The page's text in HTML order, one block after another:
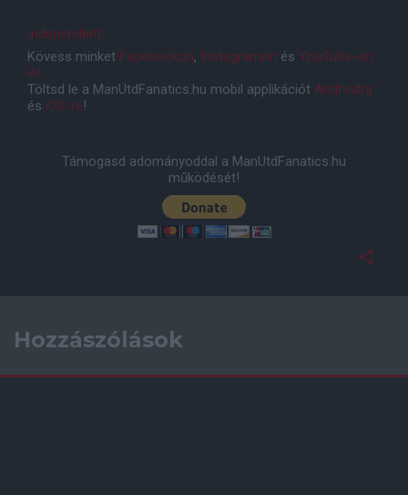
Independent
Kövess minket Facebookon, Instagramon és YouTube-on
is!
Töltsd le a ManUtdFanatics.hu mobil applikációt Androidra
és iOS-re!
Támogasd adományoddal a ManUtdFanatics.hu
működését!
Hozzászólások